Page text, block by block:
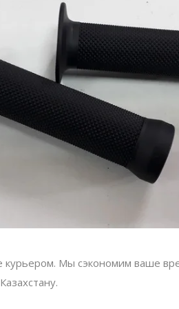
курьером. Мы сэкономим ваше